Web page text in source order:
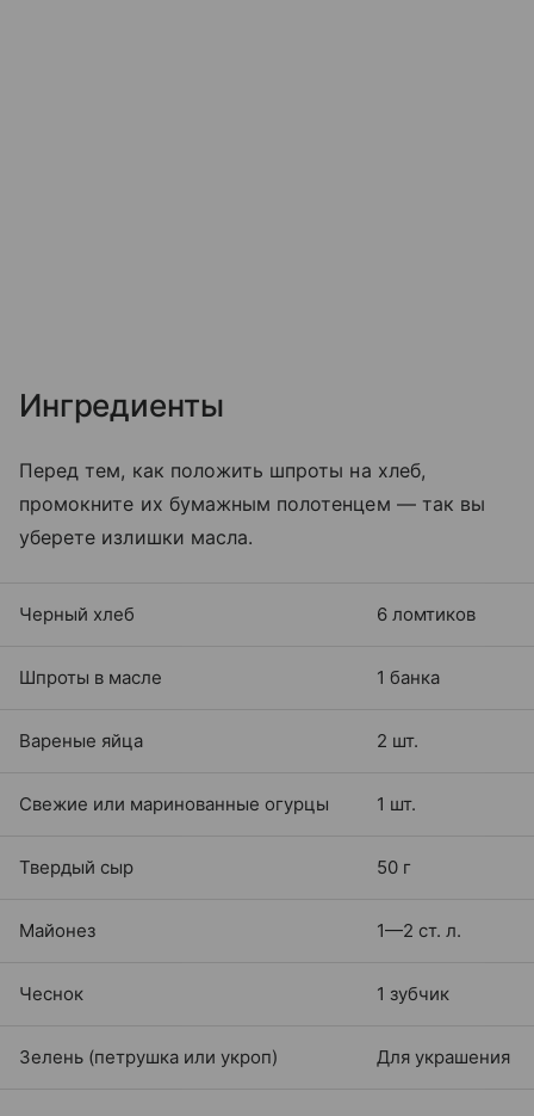
Ингредиенты
Перед тем, как положить шпроты на хлеб,
промокните их бумажным полотенцем — так вы
уберете излишки масла.
Черный хлеб 6 ломтиков
Шпроты в масле 1 банка
Вареные яйца 2 шт.
Свежие или маринованные огурцы 1 шт.
Твердый сыр 50 г
Майонез 1—2 ст. л.
Чеснок 1 зубчик
Зелень (петрушка или укроп) Для украшения